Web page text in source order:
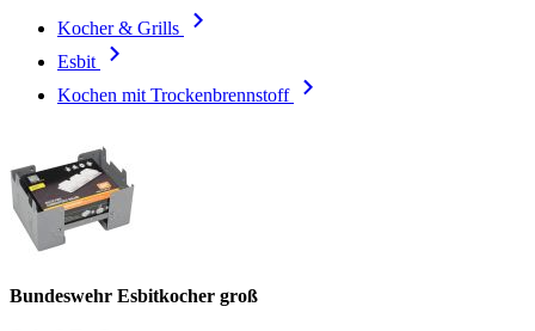
Kocher & Grills
Esbit
Kochen mit Trockenbrennstoff
Bundeswehr Esbitkocher groß